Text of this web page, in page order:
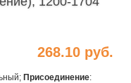
268.10 руб.
Присоединение: